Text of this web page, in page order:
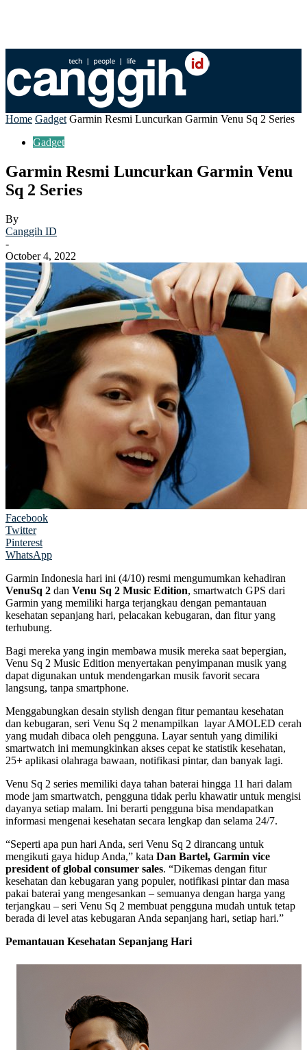
Home Gadget Garmin Resmi Luncurkan Garmin Venu Sq 2 Series
Gadget
Garmin Resmi Luncurkan Garmin Venu
Sq 2 Series
By
Canggih ID
-
October 4, 2022
Facebook
Twitter
Pinterest
WhatsApp
Garmin Indonesia hari ini (4/10) resmi mengumumkan kehadiran
VenuSq 2 dan Venu Sq 2 Music Edition, smartwatch GPS dari
Garmin yang memiliki harga terjangkau dengan pemantauan
kesehatan sepanjang hari, pelacakan kebugaran, dan fitur yang
terhubung.
Bagi mereka yang ingin membawa musik mereka saat bepergian,
Venu Sq 2 Music Edition menyertakan penyimpanan musik yang
dapat digunakan untuk mendengarkan musik favorit secara
langsung, tanpa smartphone.
Menggabungkan desain stylish dengan fitur pemantau kesehatan
dan kebugaran, seri Venu Sq 2 menampilkan layar AMOLED cerah
yang mudah dibaca oleh pengguna. Layar sentuh yang dimiliki
smartwatch ini memungkinkan akses cepat ke statistik kesehatan,
25+ aplikasi olahraga bawaan, notifikasi pintar, dan banyak lagi.
Venu Sq 2 series memiliki daya tahan baterai hingga 11 hari dalam
mode jam smartwatch, pengguna tidak perlu khawatir untuk mengisi
dayanya setiap malam. Ini berarti pengguna bisa mendapatkan
informasi mengenai kesehatan secara lengkap dan selama 24/7.
“Seperti apa pun hari Anda, seri Venu Sq 2 dirancang untuk
mengikuti gaya hidup Anda,” kata Dan Bartel, Garmin vice
president of global consumer sales. “Dikemas dengan fitur
kesehatan dan kebugaran yang populer, notifikasi pintar dan masa
pakai baterai yang mengesankan – semuanya dengan harga yang
terjangkau – seri Venu Sq 2 membuat pengguna mudah untuk tetap
berada di level atas kebugaran Anda sepanjang hari, setiap hari.”
Pemantauan Kesehatan Sepanjang Hari